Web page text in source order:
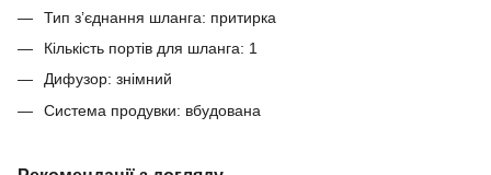
Тип з’єднання шланга: притирка
Кількість портів для шланга: 1
Дифузор: знімний
Система продувки: вбудована